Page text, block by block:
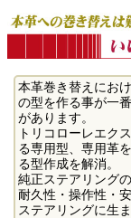
本革巻き替えにお
の型を作る事が一
があります。
トリコローレエク
る専用型、専用革
る型作成を解消。
純正ステアリング
耐久性・操作性・
ステアリングに生